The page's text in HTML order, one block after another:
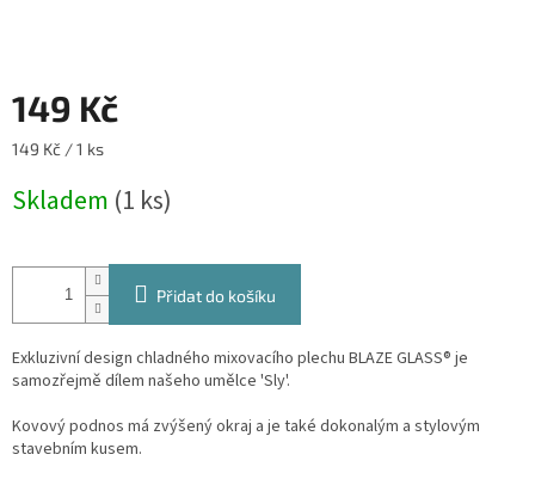
149 Kč
Měrná
149 Kč / 1 ks
Skladem (1 ks)
Přidat do košíku
Exkluzivní design chladného mixovacího plechu BLAZE GLASS® je
samozřejmě dílem našeho umělce 'Sly'.
Kovový podnos má zvýšený okraj a je také dokonalým a stylovým
stavebním kusem.